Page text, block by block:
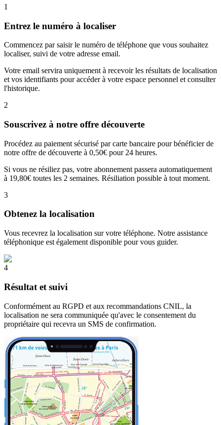
1
Entrez le numéro à localiser
Commencez par saisir le numéro de téléphone que vous souhaitez
localiser, suivi de votre adresse email.
Votre email servira uniquement à recevoir les résultats de localisation
et vos identifiants pour accéder à votre espace personnel et consulter
l'historique.
2
Souscrivez à notre offre découverte
Procédez au paiement sécurisé par carte bancaire pour bénéficier de
notre offre de découverte à 0,50€ pour 24 heures.
Si vous ne résiliez pas, votre abonnement passera automatiquement
à 19,80€ toutes les 2 semaines. Résiliation possible à tout moment.
3
Obtenez la localisation
Vous recevrez la localisation sur votre téléphone. Notre assistance
téléphonique est également disponible pour vous guider.
4
Résultat et suivi
Conformément au RGPD et aux recommandations CNIL, la
localisation ne sera communiquée qu'avec le consentement du
propriétaire qui recevra un SMS de confirmation.